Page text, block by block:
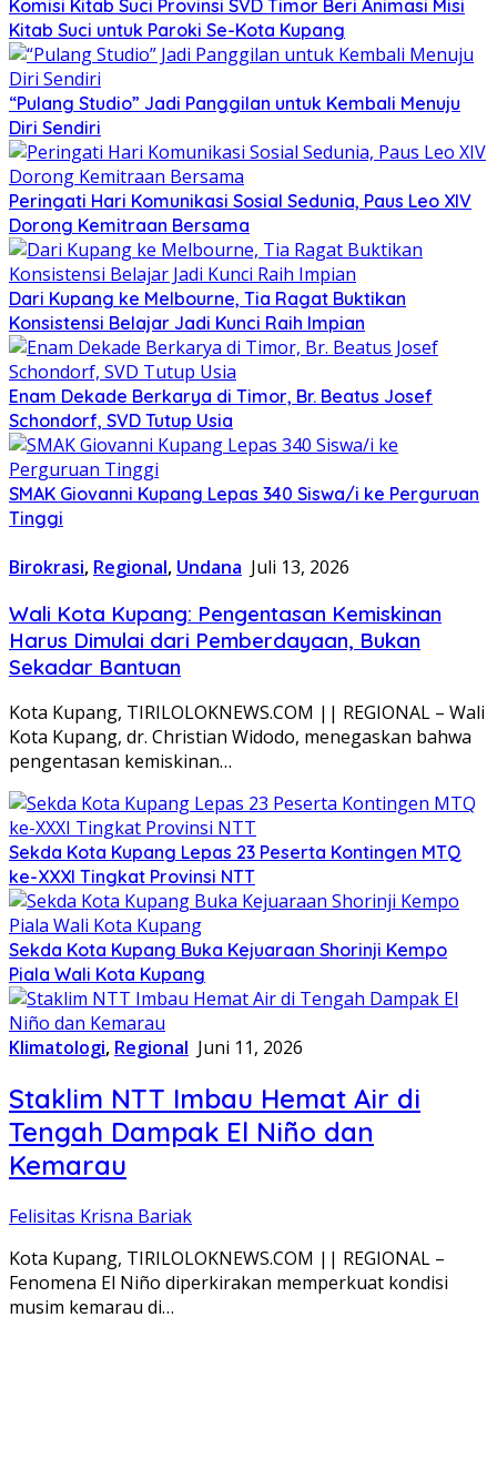
Komisi Kitab Suci Provinsi SVD Timor Beri Animasi Misi
Kitab Suci untuk Paroki Se-Kota Kupang
“Pulang Studio” Jadi Panggilan untuk Kembali Menuju
Diri Sendiri
Peringati Hari Komunikasi Sosial Sedunia, Paus Leo XIV
Dorong Kemitraan Bersama
Dari Kupang ke Melbourne, Tia Ragat Buktikan
Konsistensi Belajar Jadi Kunci Raih Impian
Enam Dekade Berkarya di Timor, Br. Beatus Josef
Schondorf, SVD Tutup Usia
SMAK Giovanni Kupang Lepas 340 Siswa/i ke Perguruan
Tinggi
Birokrasi, Regional, Undana Juli 13, 2026
Wali Kota Kupang: Pengentasan Kemiskinan
Harus Dimulai dari Pemberdayaan, Bukan
Sekadar Bantuan
Kota Kupang, TIRILOLOKNEWS.COM || REGIONAL – Wali
Kota Kupang, dr. Christian Widodo, menegaskan bahwa
pengentasan kemiskinan…
Sekda Kota Kupang Lepas 23 Peserta Kontingen MTQ
ke-XXXI Tingkat Provinsi NTT
Sekda Kota Kupang Buka Kejuaraan Shorinji Kempo
Piala Wali Kota Kupang
Klimatologi, Regional Juni 11, 2026
Staklim NTT Imbau Hemat Air di
Tengah Dampak El Niño dan
Kemarau
Felisitas Krisna Bariak
Kota Kupang, TIRILOLOKNEWS.COM || REGIONAL –
Fenomena El Niño diperkirakan memperkuat kondisi
musim kemarau di…